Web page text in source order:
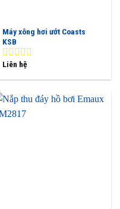
Máy xông hơi ướt Coasts
KSB
0
5
Liên hệ